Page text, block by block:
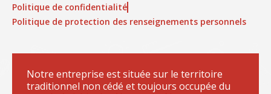
Politique de confidentialité
Politique de protection des renseignements personnels
Notre entreprise est située sur le territoire
traditionnel non cédé et toujours occupée du